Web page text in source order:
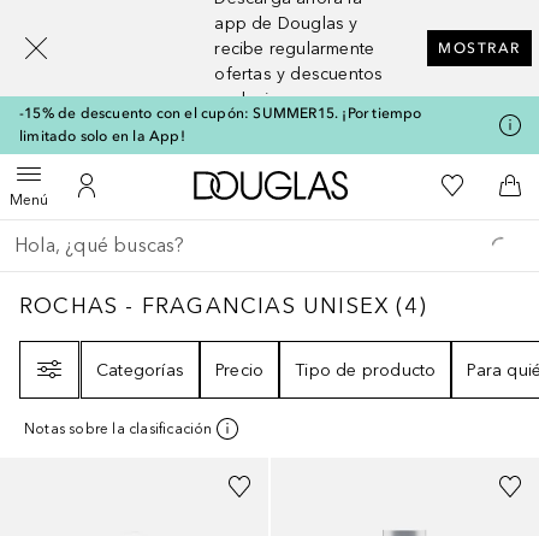
app de Douglas y
recibe regularmente
ofertas y descuentos
exclusivos
MOSTRAR
-15% de descuento con el cupón: SUMMER15. ¡Por tiempo
limitado solo en la App!
MenúAbrir menúMi cuenta
A Douglas HomeMi lista de
A
Regresar
Ejecutar búsqueda
ROCHAS - FRAGANCIAS UNISEX4
ROCHAS - FRAGANCIAS UNISEX (4)
Categorías
Precio Tipo de producto Para
Notas sobre la clasificación
[navigation.slideout.screenreader]